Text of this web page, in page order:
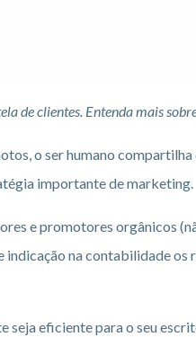
de clientes. Entenda mais
o ser humano compartilha
importante de marketing.
e promotores orgânicos
indicação na contabilidade os
seja eficiente para o seu